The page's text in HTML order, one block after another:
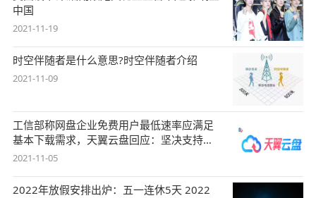
中国
2021-11-19
时空伴随者是什么意思?时空伴随者介绍
2021-11-09
工信部称网盘企业免费用户最低速率应满足
基本下载需求，天翼云盘回应：坚决支持，
始终
2021-11-05
2022年放假安排出炉：五一连休5天 2022